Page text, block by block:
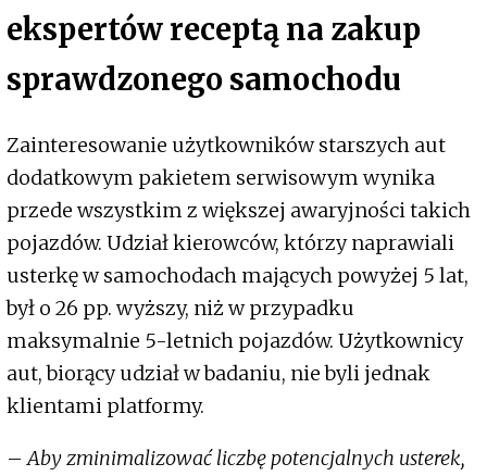
ekspertów receptą na zakup
sprawdzonego samochodu
Zainteresowanie użytkowników starszych aut
dodatkowym pakietem serwisowym wynika
przede wszystkim z większej awaryjności takich
pojazdów. Udział kierowców, którzy naprawiali
usterkę w samochodach mających powyżej 5 lat,
był o 26 pp. wyższy, niż w przypadku
maksymalnie 5-letnich pojazdów. Użytkownicy
aut, biorący udział w badaniu, nie byli jednak
klientami platformy.
–Aby zminimalizować liczbę potencjalnych usterek,